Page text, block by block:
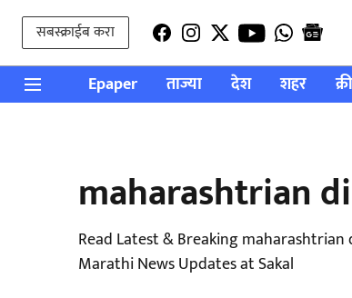
सबस्क्राईब करा
Epaper ताज्या देश शहर
maharashtrian
Read Latest & Breaking
Marathi News Updates at Sakal